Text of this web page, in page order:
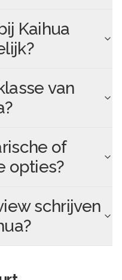
Kaihua
van
?
of
opties?
schrijven
?